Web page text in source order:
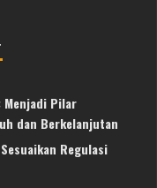
Menjadi Pilar
dan Berkelanjutan
Regulasi